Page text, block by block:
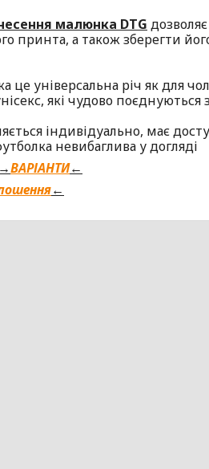
малюнка DTG
принта, а також зберегти
це універсальна річ як для
які чудово
індивідуально, має
невибаглива у догляді
→ВАРІАНТИ←
←